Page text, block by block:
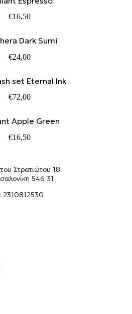
€16,50
Dark Sumi
€24,00
set Eternal Ink
€72,00
Apple Green
€16,50
Στρατιώτου 18
546 31
2310812530